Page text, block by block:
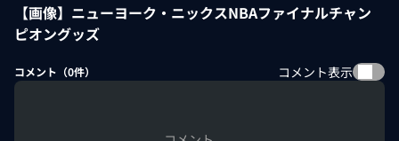
【画像】ニューヨーク・ニックスNBAファイナルチャン
ピオングッズ
コメント（0件） コメント表示